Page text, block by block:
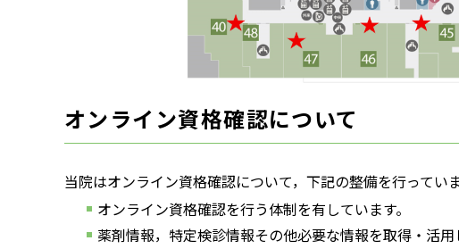
オンライン資格確認について
当院はオンライン資格確認について，下記の整備を行っていま
オンライン資格確認を行う体制を有しています。
薬剤情報，特定検診情報その他必要な情報を取得・活用